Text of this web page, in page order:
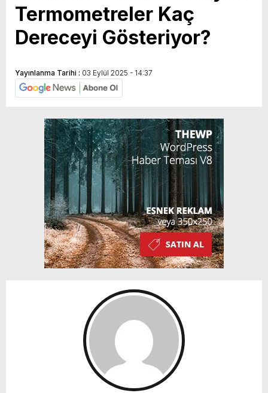
Termometreler Kaç
Dereceyi Gösteriyor?
Yayınlanma Tarihi : 03 Eylül 2025 - 14:37